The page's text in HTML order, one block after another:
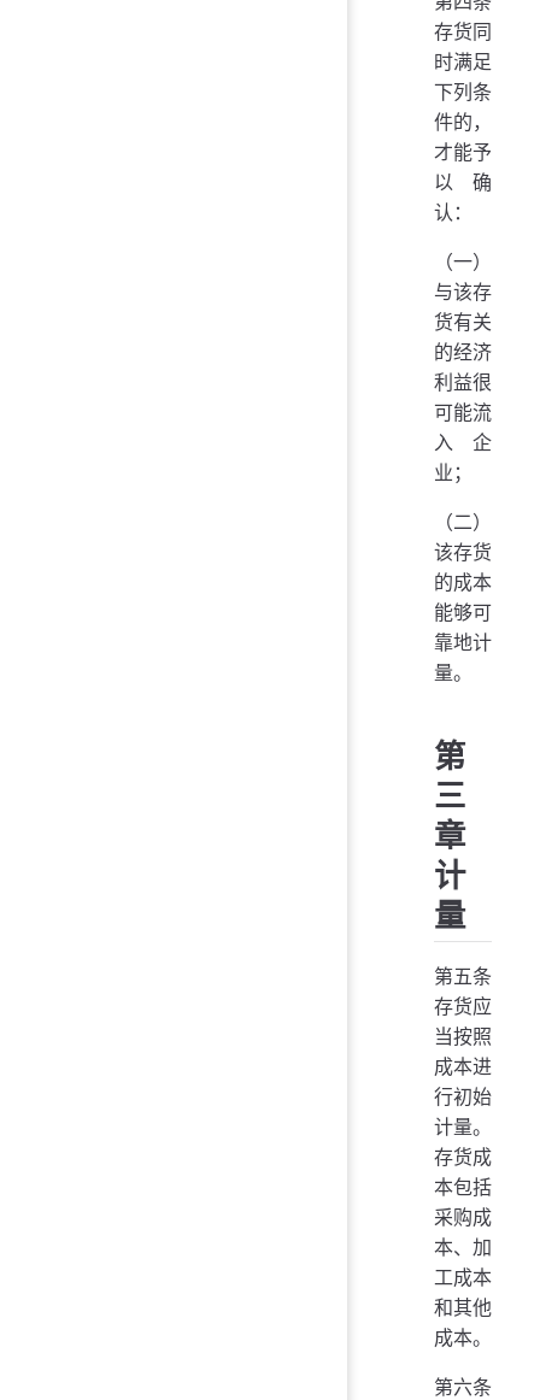
存货同
时满足
下列条
件的，
才能予
以确
认：
（一）
与该存
货有关
的经济
利益很
可能流
入企
业；
（二）
该存货
的成本
能够可
靠地计
量。
第
三
章
计
量
第五条
存货应
当按照
成本进
行初始
计量。
存货成
本包括
采购成
本、加
工成本
和其他
成本。
第六条